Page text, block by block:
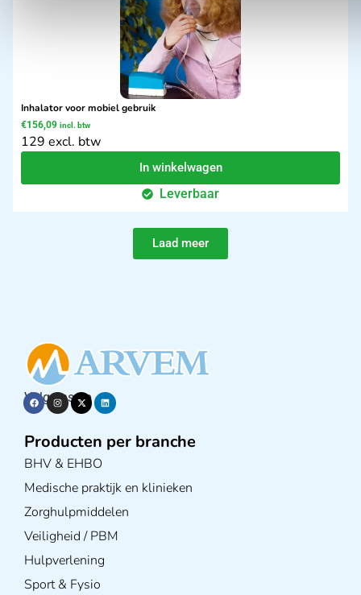
Inhalator voor mobiel gebruik
€156,09 incl. btw
129 excl. btw
In winkelwagen
Leverbaar
Laad meer
Volg ons op
Producten per branche
BHV & EHBO
Medische praktijk en klinieken
Zorghulpmiddelen
Veiligheid / PBM
Hulpverlening
Sport & Fysio